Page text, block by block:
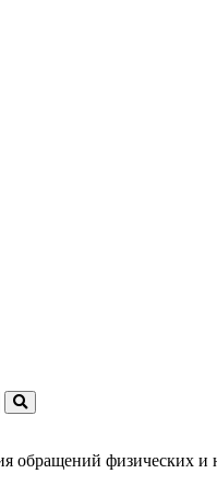
обращений физических и